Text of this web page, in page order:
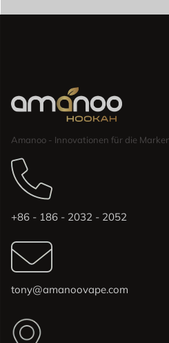
Amanoo - Innovationen für die
+86 - 186 - 2032 - 2052
tony@amanoovape.com